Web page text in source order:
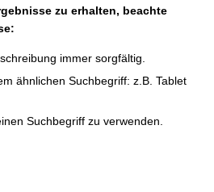
zu erhalten, beachte
immer sorgfältig.
ähnlichen Suchbegriff: z.B. Tablet
Suchbegriff zu verwenden.